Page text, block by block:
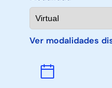
Ver modalidades